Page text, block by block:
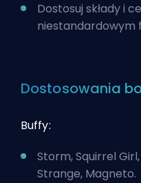
Dostosuj składy i
niestandardowym
Dostosowania
Buffy:
Storm, Squirrel
Strange, Magneto.